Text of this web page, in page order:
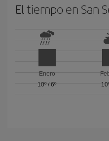
El tiempo en San
Enero
10º/6º